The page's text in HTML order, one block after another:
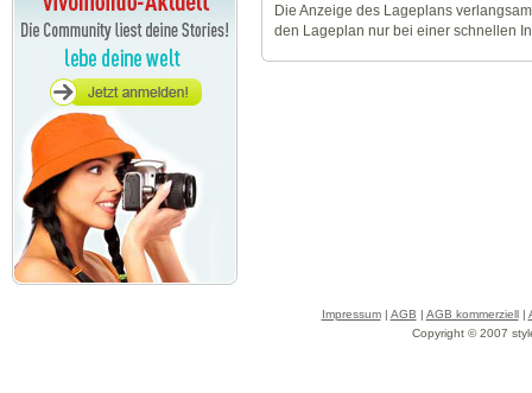
Die Anzeige des Lageplans
den Lageplan nur bei einer schnellen
Impressum| AGB | AGB kommerziell|
Copyright © 2007